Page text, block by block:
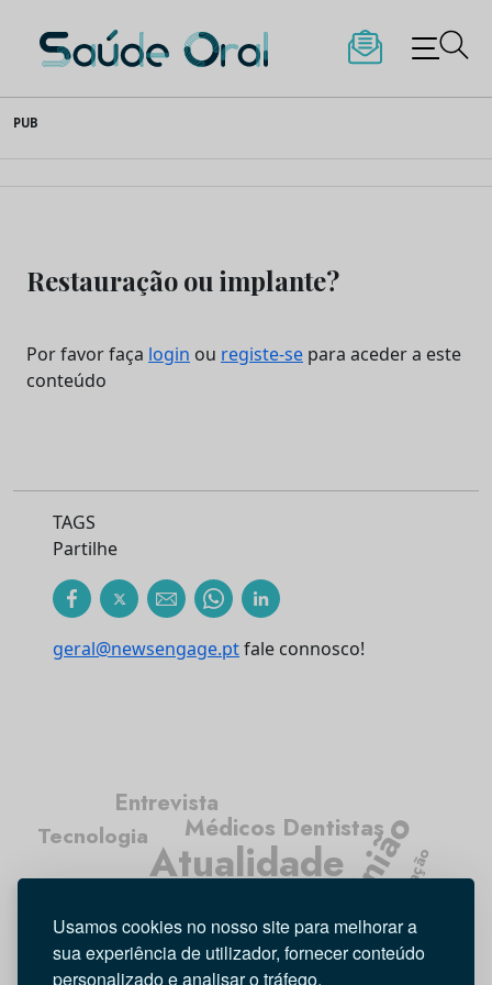
Usamos cookies no nosso site para melhorar a
sua experiência de utilizador, fornecer conteúdo
personalizado e analisar o tráfego.
to
content
Saúde Oral
PUB
Restauração ou implante?
Por favor faça login ou registe-se para aceder a este
conteúdo
TAGS
Partilhe
geral@newsengage.ptfale connosco!
Atualidade
Médicos Dentistas
Higiene Oral
Entrevista
Opinião
Tecnologia
Investigação